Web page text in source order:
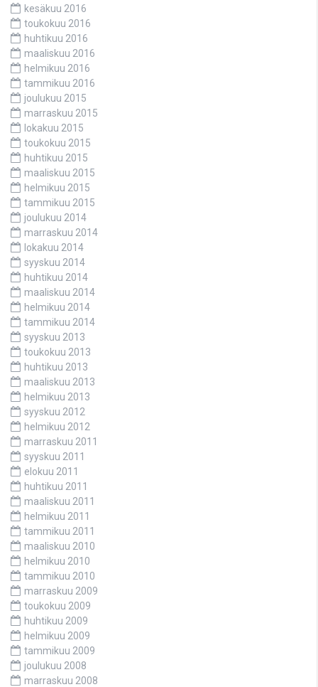
kesäkuu 2016
toukokuu 2016
huhtikuu 2016
maaliskuu 2016
helmikuu 2016
tammikuu 2016
joulukuu 2015
marraskuu 2015
lokakuu 2015
toukokuu 2015
huhtikuu 2015
maaliskuu 2015
helmikuu 2015
tammikuu 2015
joulukuu 2014
marraskuu 2014
lokakuu 2014
syyskuu 2014
huhtikuu 2014
maaliskuu 2014
helmikuu 2014
tammikuu 2014
syyskuu 2013
toukokuu 2013
huhtikuu 2013
maaliskuu 2013
helmikuu 2013
syyskuu 2012
helmikuu 2012
marraskuu 2011
syyskuu 2011
elokuu 2011
huhtikuu 2011
maaliskuu 2011
helmikuu 2011
tammikuu 2011
maaliskuu 2010
helmikuu 2010
tammikuu 2010
marraskuu 2009
toukokuu 2009
huhtikuu 2009
helmikuu 2009
tammikuu 2009
joulukuu 2008
marraskuu 2008